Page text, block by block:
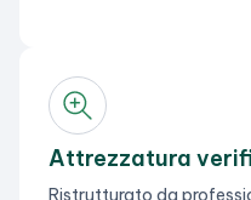
Attrezzatura
Ristrutturato da